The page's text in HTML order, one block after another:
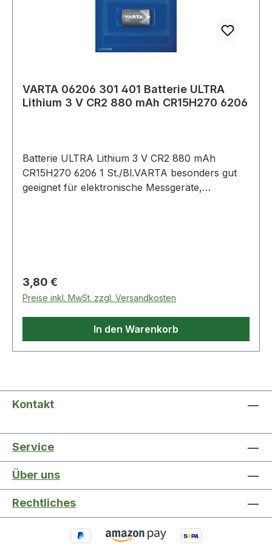
VARTA 06206 301 401 Batterie ULTRA
Lithium 3 V CR2 880 mAh CR15H270 6206
Batterie ULTRA Lithium 3 V CR2 880 mAh
CR15H270 6206 1 St./Bl.VARTA besonders gut
geeignet für elektronische Messgeräte,
enthalten, sind wir nach dem Batteriegesetz
(BattG) verpflichtet, Sie auf Folgendes
hinzuweisen: Das Symbol des durchgestrichen
Regulärer Preis:
3,80 €
Preise inkl. MwSt. zzgl. Versandkosten
In den Warenkorb
Kontakt
Service
Über uns
Rechtliches